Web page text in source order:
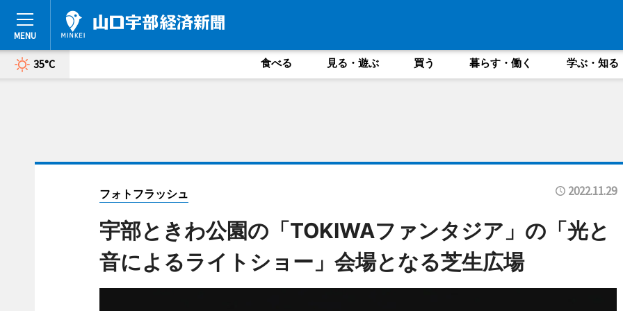
35°C 食べる 見る・遊ぶ 買う 暮らす・働く 学ぶ・知る
フォトフラッシュ 2022.11.29
宇部ときわ公園の「TOKIWAファンタジア」の「光と
音によるライトショー」会場となる芝生広場